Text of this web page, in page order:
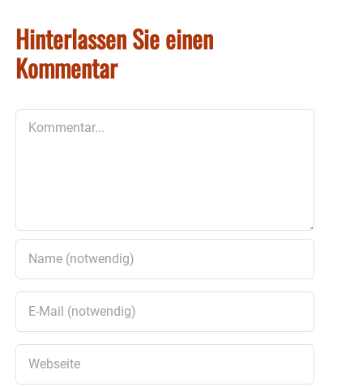
Hinterlassen Sie einen
Kommentar